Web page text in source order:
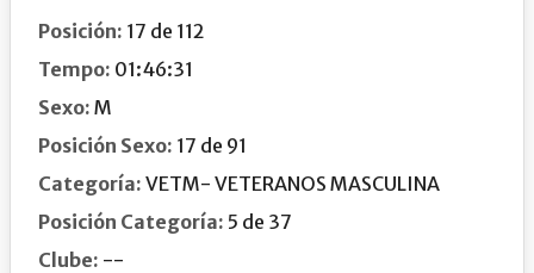
Posición: 17 de 112
Tempo: 01:46:31
Sexo: M
Posición Sexo: 17 de 91
Categoría: VETM- VETERANOS MASCULINA
Posición Categoría: 5 de 37
Clube: --